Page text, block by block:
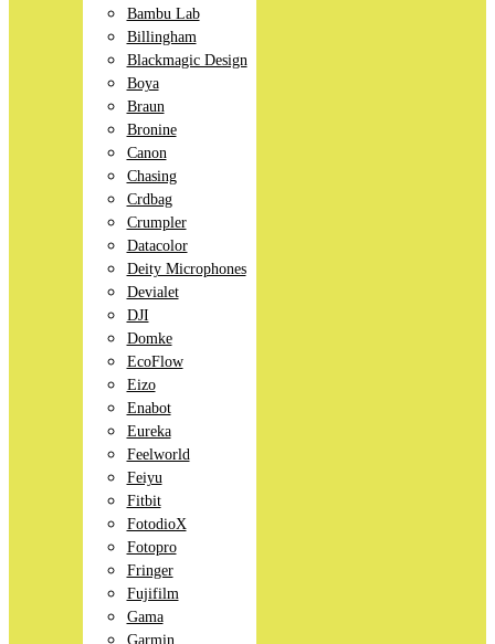
Bambu Lab
Billingham
Blackmagic Design
Boya
Braun
Bronine
Canon
Chasing
Crdbag
Crumpler
Datacolor
Deity Microphones
Devialet
DJI
Domke
EcoFlow
Eizo
Enabot
Eureka
Feelworld
Feiyu
Fitbit
FotodioX
Fotopro
Fringer
Fujifilm
Gama
Garmin